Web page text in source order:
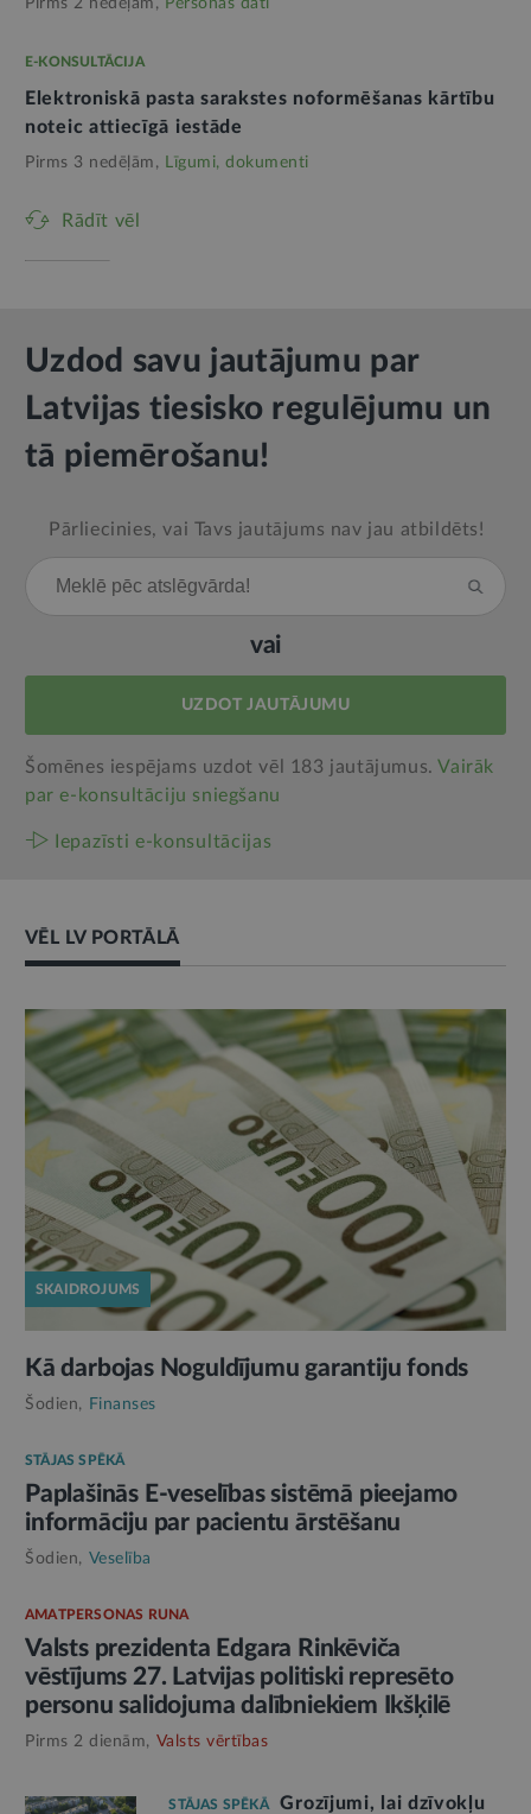
Pirms 2 nedēļām, Personas dati
E-KONSULTĀCIJA
Elektroniskā pasta sarakstes noformēšanas kārtību
noteic attiecīgā iestāde
Pirms 3 nedēļām, Līgumi, dokumenti
Rādīt vēl
Uzdod savu jautājumu par
Latvijas tiesisko regulējumu un
tā piemērošanu!
Pārliecinies, vai Tavs jautājums nav jau atbildēts!
vai
UZDOT JAUTĀJUMU
Šomēnes iespējams uzdot vēl 183 jautājumus.Vairāk
par e‑konsultāciju sniegšanu
Iepazīsti e-konsultācijas
VĒL LV PORTĀLĀ
SKAIDROJUMS
Kā darbojas Noguldījumu garantiju fonds
Šodien, Finanses
STĀJAS SPĒKĀ
Paplašinās E-veselības sistēmā pieejamo
informāciju par pacientu ārstēšanu
Šodien, Veselība
AMATPERSONAS RUNA
Valsts prezidenta Edgara Rinkēviča
vēstījums 27. Latvijas politiski represēto
personu salidojuma dalībniekiem Ikšķilē
Pirms 2 dienām, Valsts vērtības
STĀJAS SPĒKĀ
Grozījumi, lai dzīvokļu